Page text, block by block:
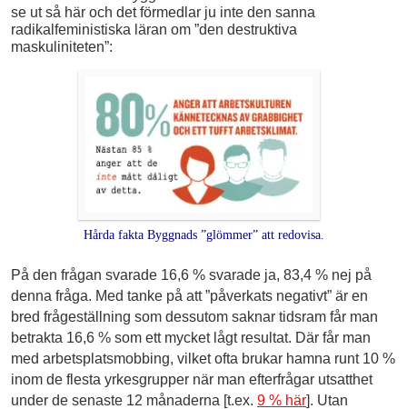
se ut så här och det förmedlar ju inte den sanna
radikalfeministiska läran om ”den destruktiva
maskuliniteten”:
Hårda fakta Byggnads ”glömmer” att redovisa.
På den frågan svarade 16,6 % svarade ja, 83,4 % nej på
denna fråga. Med tanke på att ”påverkats negativt” är en
bred frågeställning som dessutom saknar tidsram får man
betrakta 16,6 % som ett mycket lågt resultat. Där får man
med arbetsplatsmobbing, vilket ofta brukar hamna runt 10 %
inom de flesta yrkesgrupper när man efterfrågar utsatthet
under de senaste 12 månaderna [t.ex. 9 % här]. Utan